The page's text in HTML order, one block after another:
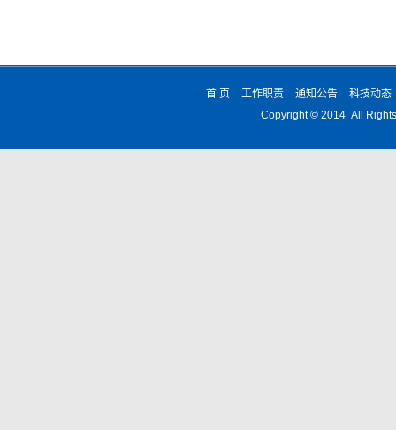
首 页 工作职责 通知公告
科技动态
Copyright © 2014 All